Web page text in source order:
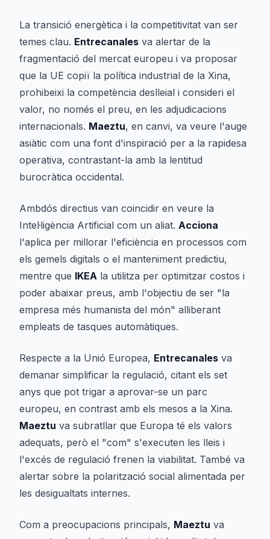
La transició energètica i la competitivitat van ser
temes clau. Entrecanales va alertar de la
fragmentació del mercat europeu i va proposar
que la UE copiï la política industrial de la Xina,
prohibeixi la competència deslleial i consideri el
valor, no només el preu, en les adjudicacions
internacionals. Maeztu, en canvi, va veure l'auge
asiàtic com una font d'inspiració per a la rapidesa
operativa, contrastant-la amb la lentitud
burocràtica occidental.
Ambdós directius van coincidir en veure la
Intel·ligència Artificial com un aliat. Acciona
l'aplica per millorar l'eficiència en processos com
els gemels digitals o el manteniment predictiu,
mentre que IKEA la utilitza per optimitzar costos i
poder abaixar preus, amb l'objectiu de ser "la
empresa més humanista del món" alliberant
empleats de tasques automàtiques.
Respecte a la Unió Europea, Entrecanales va
demanar simplificar la regulació, citant els set
anys que pot trigar a aprovar-se un parc
europeu, en contrast amb els mesos a la Xina.
Maeztu va subratllar que Europa té els valors
adequats, però el "com" s'executen les lleis i
l'excés de regulació frenen la viabilitat. També va
alertar sobre la polarització social alimentada per
les desigualtats internes.
Com a preocupacions principals, Maeztu va